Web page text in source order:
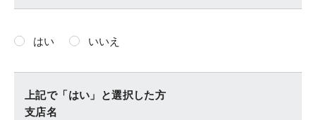
はい いいえ
上記で「はい」と選択した方
支店名